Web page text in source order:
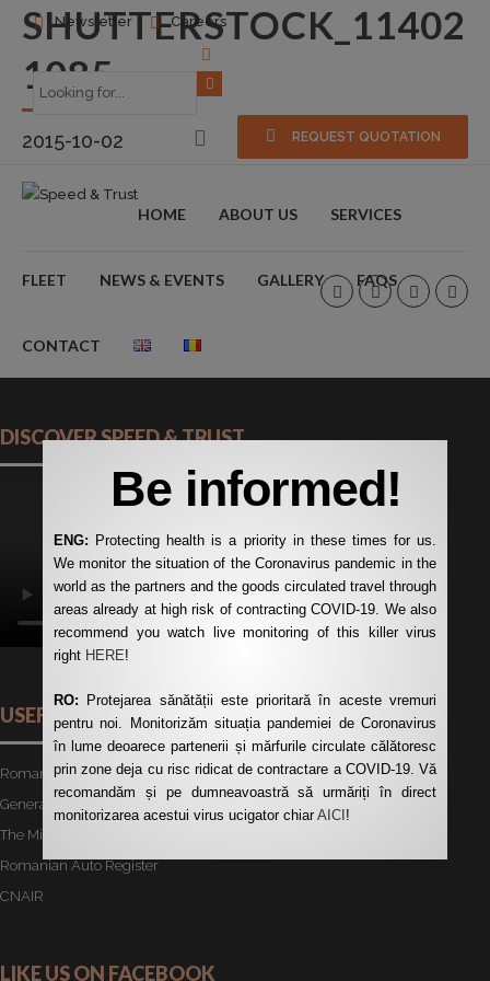
Newsletter Careers
REQUEST QUOTATION
HOME ABOUT US SERVICES
FLEET NEWS & EVENTS GALLERY FAQS
CONTACT
SHUTTERSTOCK_11402
1085
2015-10-02
DISCOVER SPEED & TRUST
USEFUL LINKS
Romanian Road Authority
General Customs Directorate
The Ministry of Transport
Romanian Auto Register
CNAIR
LIKE US ON FACEBOOK
Be informed!
ENG: Protecting health is a priority in these times for us.
We monitor the situation of the Coronavirus pandemic in the
world as the partners and the goods circulated travel through
areas already at high risk of contracting COVID-19. We also
recommend you watch live monitoring of this killer virus
right HERE!
RO: Protejarea sănătății este prioritară în aceste vremuri
pentru noi. Monitorizăm situația pandemiei de Coronavirus
în lume deoarece partenerii și mărfurile circulate călătoresc
prin zone deja cu risc ridicat de contractare a COVID-19. Vă
recomandăm și pe dumneavoastră să urmăriți în direct
monitorizarea acestui virus ucigator chiarAICI!